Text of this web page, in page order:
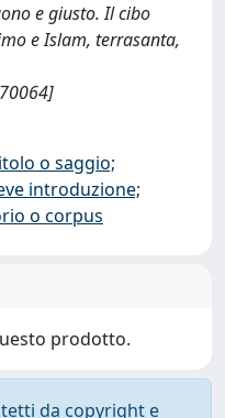
e giusto. Il cibo
e Islam, terrasanta,
o saggio;
introduzione;
o corpus
prodotto.
da copyright e